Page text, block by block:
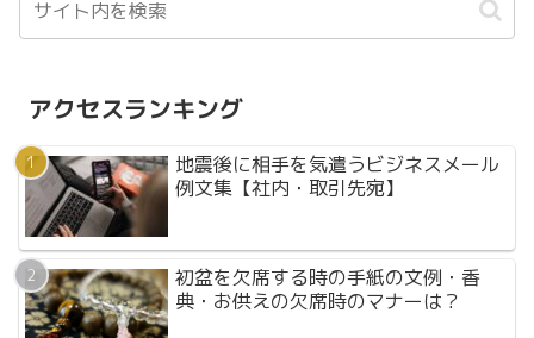
アクセスランキング
地震後に相手を気遣うビジネスメール
例文集【社内・取引先宛】
初盆を欠席する時の手紙の文例・香
典・お供えの欠席時のマナーは？